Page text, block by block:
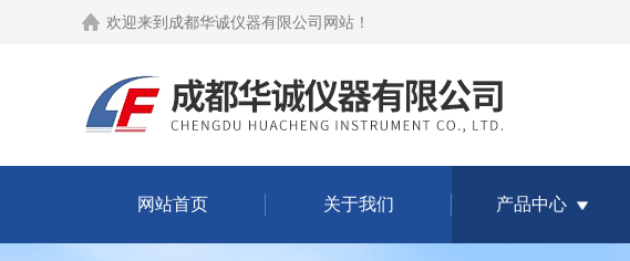
欢迎来到 成都华诚仪器有限公司网站 ！
网站首页 关于我们 产品中心